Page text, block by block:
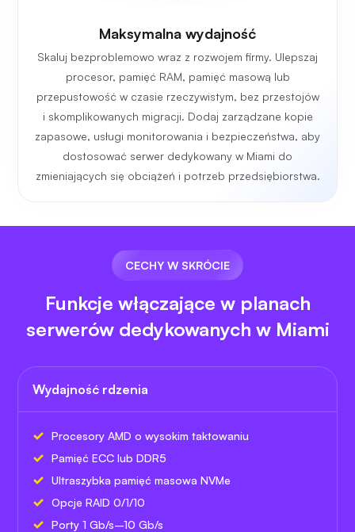
Maksymalna wydajność
Skaluj bezproblemowo wraz z rozwojem firmy. Ulepszaj
procesor, pamięć RAM, pamięć masową lub
przepustowość w czasie rzeczywistym, bez przestojów
i skomplikowanych migracji. Dodaj zarządzane kopie
zapasowe, usługi monitorowania i bezpieczeństwa, aby
dostosować serwer dedykowany w Miami do
zmieniających się obciążeń i potrzeb przedsiębiorstwa.
CECHY W SKRÓCIE
Funkcje włączające w planach
serwerów dedykowanych w Miami
Wydajność rdzenia
Procesory AMD o wysokim taktowaniu
Pamięć ECC lub DDR5
Ultraszybka pamięć masowa NVMe
Opcje RAID 0/1/10
Porty 1 Gb/s–10 Gb/s